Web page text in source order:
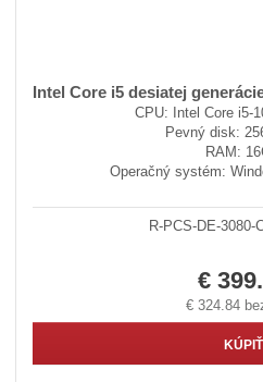
Intel Core i5 desiatej
CPU: Intel Core i5-
Pevný disk:
RAM:
Operačný systém:
R-PCS-DE-3080-
€
€ 324.84
KÚPIŤ